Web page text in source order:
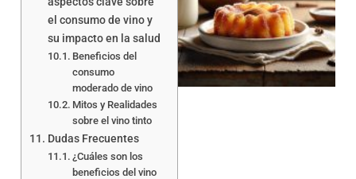
el consumo de vino y
su impacto en la salud
Beneficios del
consumo
moderado de vino
Mitos y Realidades
sobre el vino tinto
Dudas Frecuentes
¿Cuáles son los
beneficios del vino